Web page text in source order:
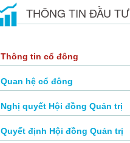
THÔNG TIN ĐẦU TƯ
Thông tin cổ đông
Quan hệ cổ đông
Nghị quyết Hội đồng Quản trị
Quyết định Hội đồng Quản trị